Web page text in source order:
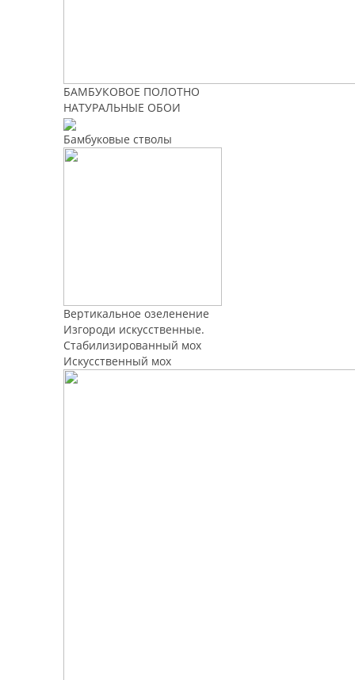
БАМБУКОВОЕ ПОЛОТНО
НАТУРАЛЬНЫЕ ОБОИ
Бамбуковые стволы
Вертикальное озеленение
Изгороди искусственные.
Стабилизированный мох
Искусственный мох